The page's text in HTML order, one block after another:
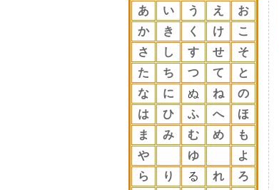
あ い う え
お
か
き く け
こ
さ
し す せ
そ
た
ち つ て
と
な
に ぬ ね
の
は
ひ ふ へ
ほ
ま
み む め
も
や
ゆ
よ
ら
り る れ
ろ